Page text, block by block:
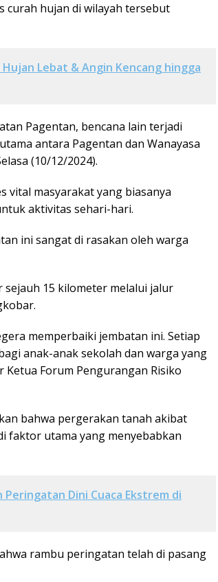
curah hujan di wilayah tersebut
Hujan Lebat & Angin Kencang hingga
Pagentan, bencana lain terjadi
antara Pagentan dan Wanayasa
(10/12/2024).
vital masyarakat yang biasanya
aktivitas sehari-hari.
ini sangat di rasakan oleh warga
15 kilometer melalui jalur
memperbaiki jembatan ini. Setiap
anak-anak sekolah dan warga yang
Ketua Forum Pengurangan Risiko
bahwa pergerakan tanah akibat
faktor utama yang menyebabkan
Peringatan Dini Cuaca Ekstrem di
rambu peringatan telah di pasang